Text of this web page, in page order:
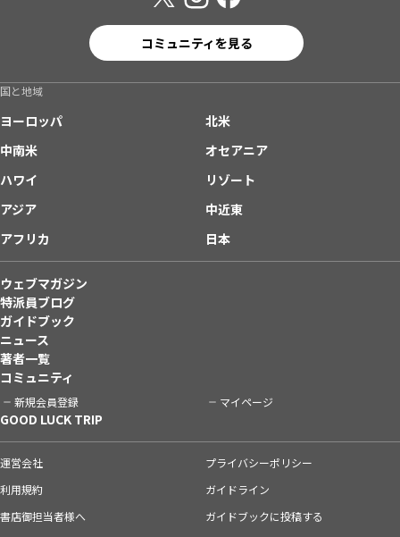
コミュニティを見る
国と地域
ヨーロッパ
北米
中南米
オセアニア
ハワイ
リゾート
アジア
中近東
アフリカ
日本
ウェブマガジン
特派員ブログ
ガイドブック
ニュース
著者一覧
コミュニティ
新規会員登録 マイページ
GOOD LUCK TRIP
運営会社
プライバシーポリシー
利用規約
ガイドライン
書店御担当者様へ
ガイドブックに投稿する